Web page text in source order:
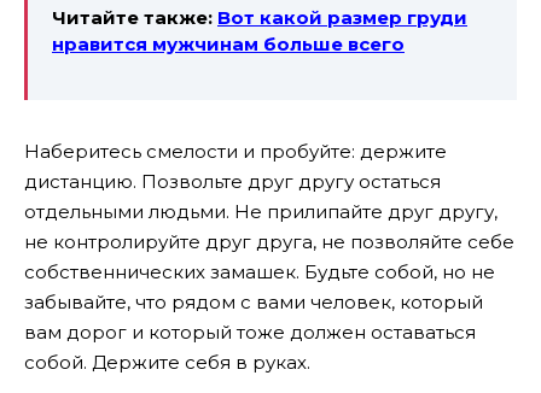
Читайте также: Вот какой размер груди
нравится мужчинам больше всего
Наберитесь смелости и пробуйте: держите
дистанцию. Позвольте друг другу остаться
отдельными людьми. Не прилипайте друг другу,
не контролируйте друг друга, не позволяйте себе
собственнических замашек. Будьте собой, но не
забывайте, что рядом с вами человек, который
вам дорог и который тоже должен оставаться
собой. Держите себя в руках.